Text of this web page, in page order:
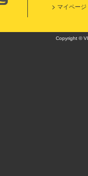
マイページ
Copyright ©